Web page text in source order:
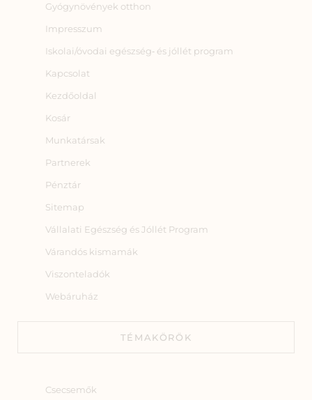
Gyógynövények otthon
Impresszum
Iskolai/óvodai egészség‑ és jóllét program
Kapcsolat
Kezdőoldal
Kosár
Munkatársak
Partnerek
Pénztár
Sitemap
Vállalati Egészség és Jóllét Program
Várandós kismamák
Viszonteladók
Webáruház
TÉMAKÖRÖK
Csecsemők